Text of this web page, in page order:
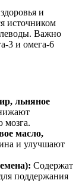
и
источником
Важно
3 и омега-6
льняное
мозга.
масло,
и улучшают
Содержат
поддержания